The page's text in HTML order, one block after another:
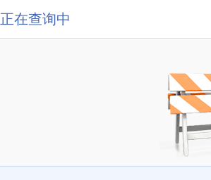
正在查询中